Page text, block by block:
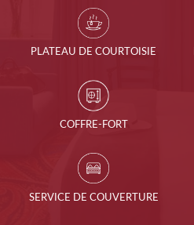
PLATEAU DE COURTOISIE
COFFRE-FORT
SERVICE DE COUVERTURE